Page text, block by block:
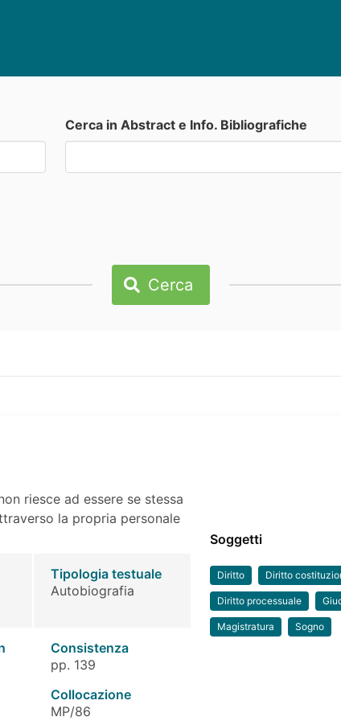
Cerca in Abstract e Info. Bibliografiche
Cerca
riesce ad essere se stessa
la propria personale
Tipologia testuale
Autobiografia
Consistenza
pp. 139
Collocazione
MP/86
Soggetti
Diritto Diritto
Diritto processuale
Magistratura Sogno